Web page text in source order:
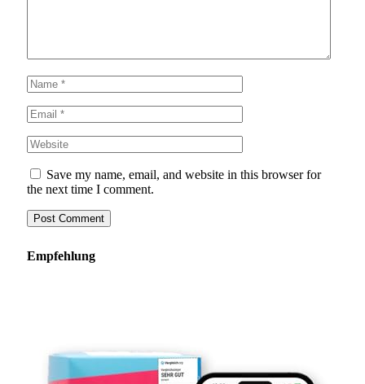
Save my name, email, and website in this browser for
the next time I comment.
Empfehlung